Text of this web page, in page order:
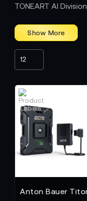
TONEART AI Division